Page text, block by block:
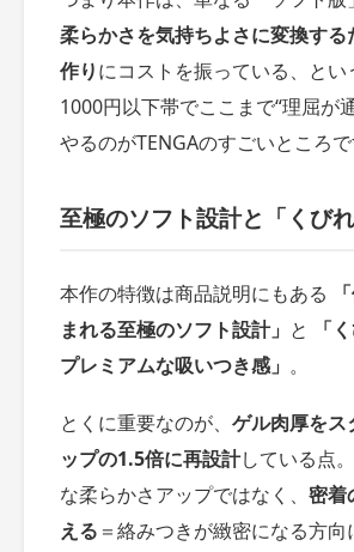
柔らかさを気持ちよさに変換する
作りにコストを振っている、とい
1000円以下帯でここまで“理屈が
やるのがTENGAのすごいところで
至極のソフト設計と「くびれ
本作の特徴は商品説明にもある
まれる至極のソフト設計」 と
「
プレミアムな吸いつき感」 。
とくに重要なのが、 ゲル肉厚をス
ップの1.5倍に再設計している点
な柔らかさアップではなく、 密着
える ＝絡みつきが緻密になる方向